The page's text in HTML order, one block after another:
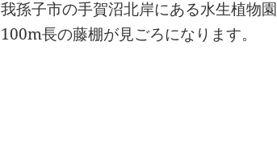
我孫子市の手賀沼北岸にある水生植物
100m長の藤棚が見ごろになります。